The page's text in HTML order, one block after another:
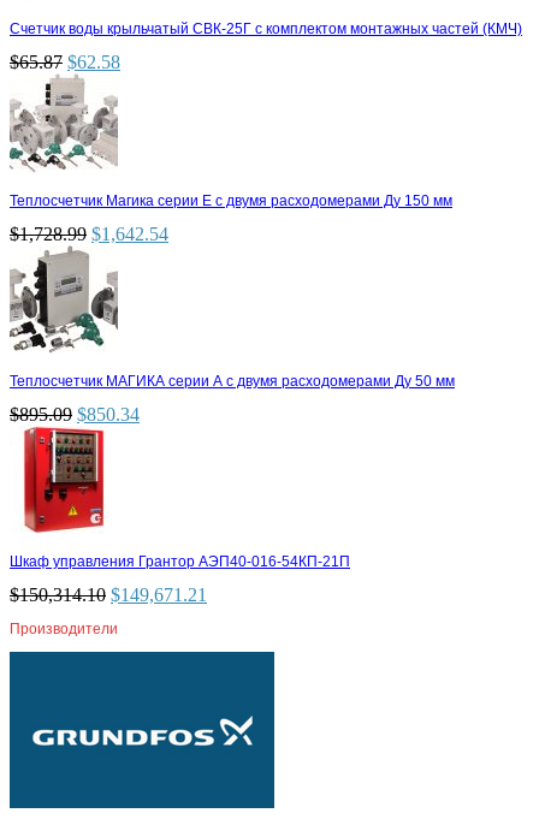
Счетчик воды крыльчатый СВК-25Г с комплектом монтажных частей (КМЧ)
$65.87 $62.58
Теплосчетчик Магика серии Е с двумя расходомерами Ду 150 мм
$1,728.99 $1,642.54
Теплосчетчик МАГИКА серии А с двумя расходомерами Ду 50 мм
$895.09 $850.34
Шкаф управления Грантор АЭП40-016-54КП-21П
$150,314.10 $149,671.21
Производители